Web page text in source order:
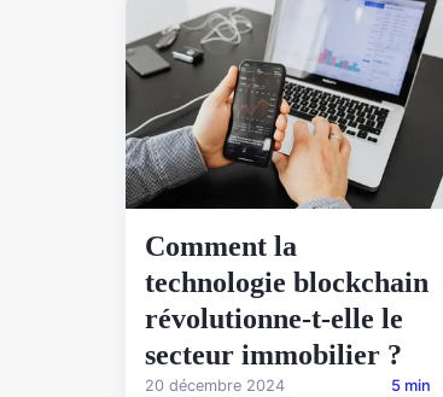
Comment la
technologie blockchain
révolutionne-t-elle le
secteur immobilier ?
20 décembre 2024 5 min